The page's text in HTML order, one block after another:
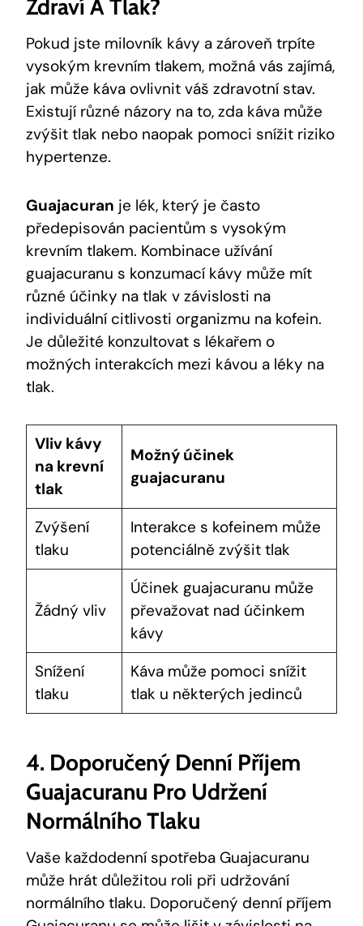
Zdraví A Tlak?
Pokud jste milovník kávy a zároveň trpíte
vysokým krevním tlakem, možná vás zajímá,
jak může káva ovlivnit váš zdravotní stav.
Existují různé názory na to, zda káva může
zvýšit tlak nebo naopak pomoci snížit riziko
hypertenze.
Guajacuran je lék, který je často
předepisován pacientům s vysokým
krevním tlakem. Kombinace užívání
guajacuranu s konzumací kávy může mít
různé účinky na tlak v závislosti na
individuální citlivosti organizmu na kofein.
Je důležité konzultovat s lékařem o
možných interakcích mezi kávou a léky na
tlak.
Vliv kávy
na krevní
tlak
Možný účinek
guajacuranu
Zvýšení
tlaku
Interakce s kofeinem může
potenciálně zvýšit tlak
Žádný vliv
Účinek guajacuranu může
převažovat nad účinkem
kávy
Snížení
tlaku
Káva může pomoci snížit
tlak u některých jedinců
4. Doporučený Denní Příjem
Guajacuranu Pro Udržení
Normálního Tlaku
Vaše každodenní spotřeba Guajacuranu
může hrát důležitou roli při udržování
normálního tlaku. Doporučený denní příjem